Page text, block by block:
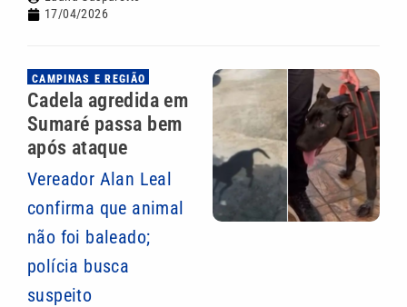
17/04/2026
CAMPINAS E REGIÃO
Cadela agredida em
Sumaré passa bem
após ataque
Vereador Alan Leal
confirma que animal
não foi baleado;
polícia busca
suspeito